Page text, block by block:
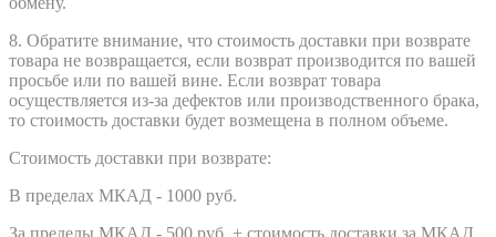
8. Обратите внимание, что стоимость доставки при возврате
товара не возвращается, если возврат производится по вашей
просьбе или по вашей вине. Если возврат товара
осуществляется из-за дефектов или производственного брака,
то стоимость доставки будет возмещена в полном объеме.
Стоимость доставки при возврате:
В пределах МКАД - 1000 руб.